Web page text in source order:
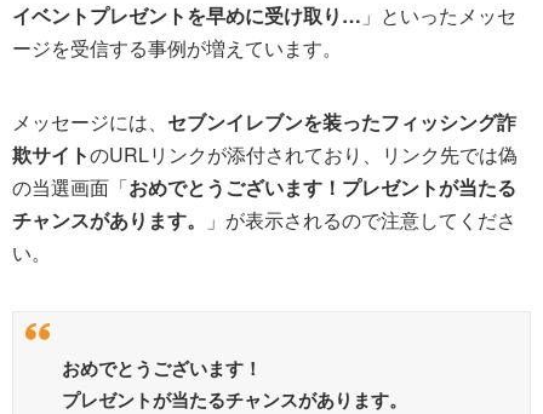
イベントプレゼントを早めに受け取り… 」といったメッセ
ージを受信する事例が増えています。
メッセージには、 セブンイレブンを装ったフィッシング詐
欺サイトのURLリンクが添付されており、リンク先では偽
の当選画面「おめでとうございます！プレゼントが当たる
チャンスがあります。
」が表示されるので注意してくださ
い。
おめでとうございます！
プレゼントが当たるチャンスがあります。